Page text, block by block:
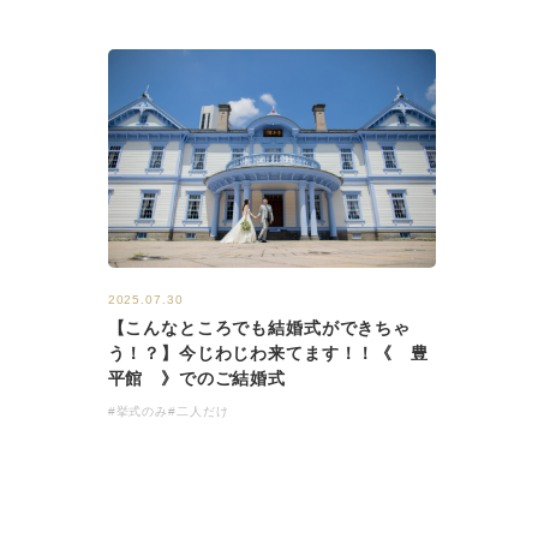
2025.07.30
【こんなところでも結婚式ができちゃ
う！？】今じわじわ来てます！！《 豊
平館 》でのご結婚式
#挙式のみ#二人だけ